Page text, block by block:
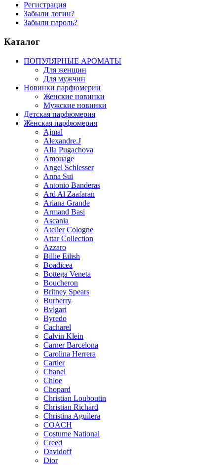
Регистрация
Забыли логин?
Забыли пароль?
Каталог
ПОПУЛЯРНЫЕ АРОМАТЫ
Для женщин
Для мужчин
Новинки парфюмерии
Женские новинки
Мужские новинки
Детская парфюмерия
Женская парфюмерия
Ajmal
Alexandre.J
Alla Pugachova
Amouage
Angel Schlesser
Anna Sui
Antonio Banderas
Ard Al Zaafaran
Ariana Grande
Armand Basi
Ascania
Atelier Cologne
Attar Collection
Azzaro
Billie Eilish
Boadicea
Bottega Veneta
Boucheron
Britney Spears
Burberry
Bvlgari
Byredo
Cacharel
Calvin Klein
Carner Barcelona
Carolina Herrera
Cartier
Chanel
Chloe
Chopard
Christian Louboutin
Christian Richard
Christina Aguilera
COACH
Costume National
Creed
Davidoff
Dior